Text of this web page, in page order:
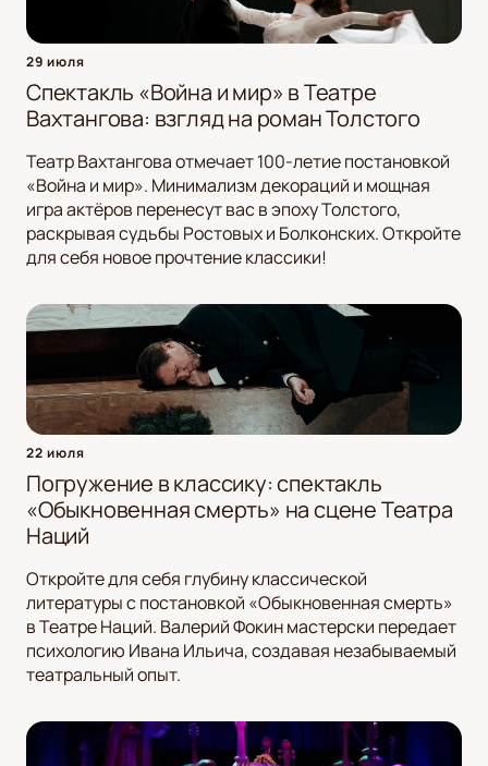
29 июля
Спектакль «Война и мир» в Театре
Вахтангова: взгляд на роман Толстого
Театр Вахтангова отмечает 100-летие постановкой
«Война и мир». Минимализм декораций и мощная
игра актёров перенесут вас в эпоху Толстого,
раскрывая судьбы Ростовых и Болконских. Откройте
для себя новое прочтение классики!
22 июля
Погружение в классику: спектакль
«Обыкновенная смерть» на сцене Театра
Наций
Откройте для себя глубину классической
литературы с постановкой «Обыкновенная смерть»
в Театре Наций. Валерий Фокин мастерски передает
психологию Ивана Ильича, создавая незабываемый
театральный опыт.